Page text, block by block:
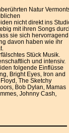
Natur
nicht direkt ins
mit ihren Songs
sie sich hervorragend
davon haben wie ihr
Stück Musik.
und intensiv.
folgende Einflüsse
Bright Eyes, Iron and
The Sketchy
Bob Dylan, Mamas
Johnny Cash,